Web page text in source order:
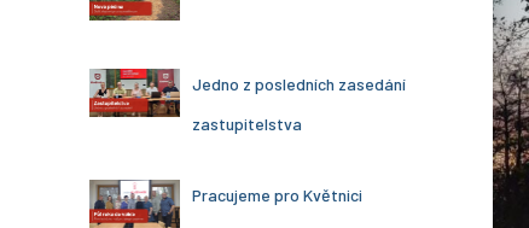
Jedno z posledních zasedání
zastupitelstva
Pracujeme pro Květnici